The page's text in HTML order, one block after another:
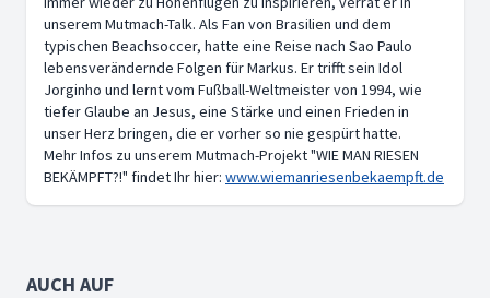
unserem Mutmach-Talk. Als Fan von Brasilien und dem
typischen Beachsoccer, hatte eine Reise nach Sao Paulo
lebensverändernde Folgen für Markus. Er trifft sein Idol
Jorginho und lernt vom Fußball-Weltmeister von 1994, wie
tiefer Glaube an Jesus, eine Stärke und einen Frieden in
unser Herz bringen, die er vorher so nie gespürt hatte.
Mehr Infos zu unserem Mutmach-Projekt "WIE MAN RIESEN
BEKÄMPFT?!" findet Ihr hier: www.wiemanriesenbekaempft.de
AUCH AUF